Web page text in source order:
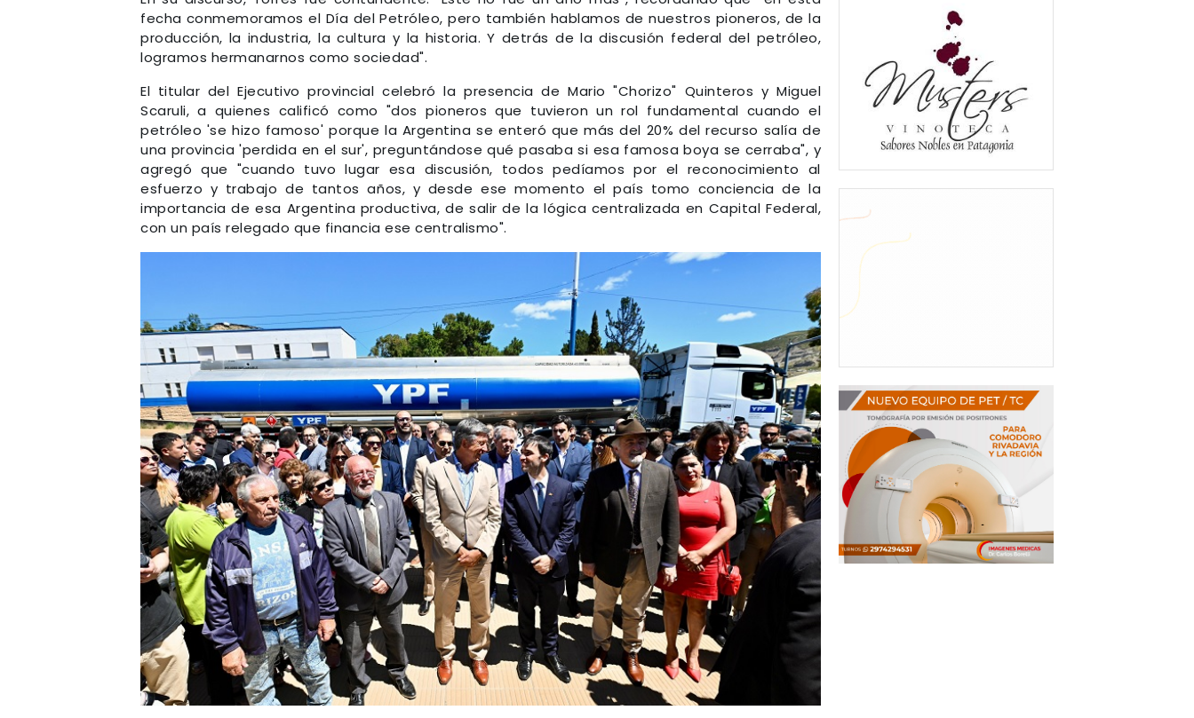
fecha conmemoramos el Día del Petróleo, pero también hablamos de nuestros pioneros, de la
producción, la industria, la cultura y la historia. Y detrás de la discusión federal del petróleo,
logramos hermanarnos como sociedad".
El titular del Ejecutivo provincial celebró la presencia de Mario "Chorizo" Quinteros y Miguel
Scaruli, a quienes calificó como "dos pioneros que tuvieron un rol fundamental cuando el
petróleo 'se hizo famoso' porque la Argentina se enteró que más del 20% del recurso salía de
una provincia 'perdida en el sur', preguntándose qué pasaba si esa famosa boya se cerraba", y
agregó que "cuando tuvo lugar esa discusión, todos pedíamos por el reconocimiento al
esfuerzo y trabajo de tantos años, y desde ese momento el país tomo conciencia de la
importancia de esa Argentina productiva, de salir de la lógica centralizada en Capital Federal,
con un país relegado que financia ese centralismo".